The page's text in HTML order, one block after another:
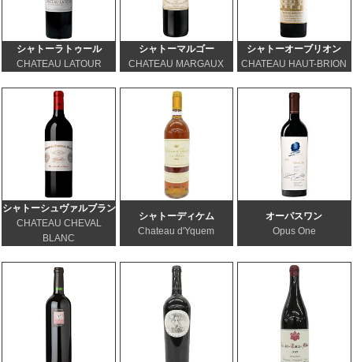
シャトーラトゥール
CHATEAU LATOUR
シャトーマルゴー
CHATEAU MARGAUX
シャトーオーブリオン
CHATEAU HAUT-BRION
シャトーシュヴァルブラン
CHATEAU CHEVAL
BLANC
シャトーディケム
Chateau d'Yquem
オーパスワン
Opus One